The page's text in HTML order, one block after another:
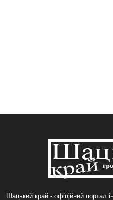
Шацький край - офіційний портал